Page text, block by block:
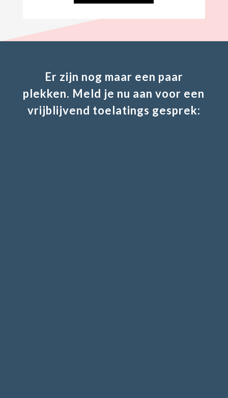
Er zijn nog maar een paar
plekken. Meld je nu aan voor een
vrijblijvend toelatings gesprek: